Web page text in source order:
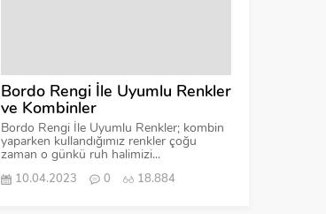
Bordo Rengi İle Uyumlu Renkler
ve Kombinler
Bordo Rengi İle Uyumlu Renkler; kombin
yaparken kullandığımız renkler çoğu
zaman o günkü ruh halimizi...
10.04.2023 0 18.884